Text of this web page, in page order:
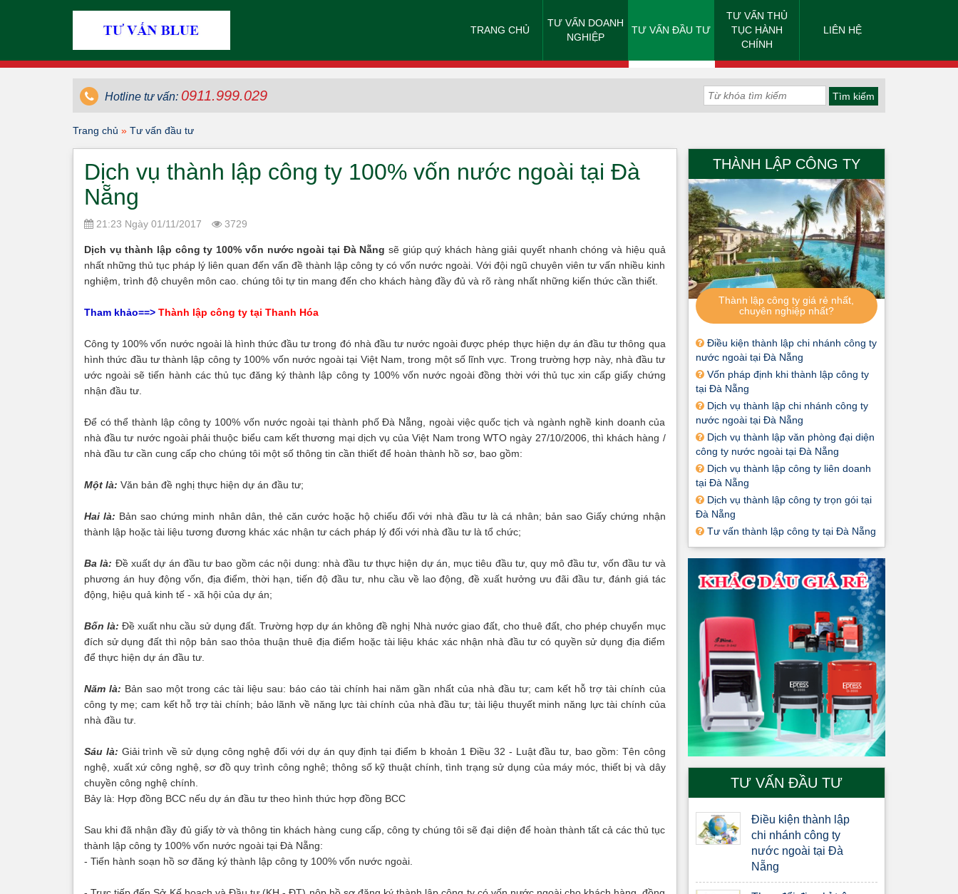
TRANG CHỦ
TƯ VẤN DOANH
NGHIỆP
TƯ VẤN ĐẦU TƯ
TƯ VẤN THỦ
TỤC HÀNH
CHÍNH
LIÊN HỆ
Hotline tư vấn: 0911.999.029
Trang chủ » Tư vấn đầu tư
Dịch vụ thành lập công ty 100% vốn nước ngoài tại Đà
Nẵng
21:23 Ngày 01/11/2017 3729
Dịch vụ thành lập công ty 100% vốn nước ngoài tại Đà Nẵng sẽ giúp quý khách hàng giải quyết nhanh chóng và hiệu quả
nhất những thủ tục pháp lý liên quan đến vấn đề thành lập công ty có vốn nước ngoài. Với đội ngũ chuyên viên tư vấn nhiều kinh
nghiệm, trình độ chuyên môn cao. chúng tôi tự tin mang đến cho khách hàng đầy đủ và rõ ràng nhất những kiến thức cần thiết.
Tham khảo==> Thành lập công ty tại Thanh Hóa
Công ty 100% vốn nước ngoài là hình thức đầu tư trong đó nhà đầu tư nước ngoài được phép thực hiện dự án đầu tư thông qua
hình thức đầu tư thành lập công ty 100% vốn nước ngoài tại Việt Nam, trong một số lĩnh vực. Trong trường hợp này, nhà đầu tư
ước ngoài sẽ tiến hành các thủ tục đăng ký thành lập công ty 100% vốn nước ngoài đồng thời với thủ tục xin cấp giấy chứng
nhận đầu tư.
Để có thể thành lập công ty 100% vốn nước ngoài tại thành phố Đà Nẵng, ngoài việc quốc tịch và ngành nghề kinh doanh của
nhà đầu tư nước ngoài phải thuộc biểu cam kết thương mại dịch vụ của Việt Nam trong WTO ngày 27/10/2006, thì khách hàng /
nhà đầu tư cần cung cấp cho chúng tôi một số thông tin cần thiết để hoàn thành hồ sơ, bao gồm:
Một là: Văn bản đề nghị thực hiện dự án đầu tư;
Hai là: Bản sao chứng minh nhân dân, thẻ căn cước hoặc hộ chiếu đối với nhà đầu tư là cá nhân; bản sao Giấy chứng nhận
thành lập hoặc tài liệu tương đương khác xác nhận tư cách pháp lý đối với nhà đầu tư là tổ chức;
Ba là: Đề xuất dự án đầu tư bao gồm các nội dung: nhà đầu tư thực hiện dự án, mục tiêu đầu tư, quy mô đầu tư, vốn đầu tư và
phương án huy động vốn, địa điểm, thời hạn, tiến độ đầu tư, nhu cầu về lao động, đề xuất hưởng ưu đãi đầu tư, đánh giá tác
động, hiệu quả kinh tế - xã hội của dự án;
Bốn là: Đề xuất nhu cầu sử dụng đất. Trường hợp dự án không đề nghị Nhà nước giao đất, cho thuê đất, cho phép chuyển mục
đích sử dụng đất thì nộp bản sao thỏa thuận thuê địa điểm hoặc tài liệu khác xác nhận nhà đầu tư có quyền sử dụng địa điểm
để thực hiện dự án đầu tư.
Năm là: Bản sao một trong các tài liệu sau: báo cáo tài chính hai năm gần nhất của nhà đầu tư; cam kết hỗ trợ tài chính của
công ty mẹ; cam kết hỗ trợ tài chính; bảo lãnh về năng lực tài chính của nhà đầu tư; tài liệu thuyết minh năng lực tài chính của
nhà đầu tư.
Sáu là: Giải trình về sử dụng công nghệ đối với dự án quy định tại điểm b khoản 1 Điều 32 - Luật đầu tư, bao gồm: Tên công
nghệ, xuất xứ công nghệ, sơ đồ quy trình công nghê; thông số kỹ thuật chính, tình trạng sử dụng của máy móc, thiết bị và dây
chuyền công nghệ chính.
Bảy là: Hợp đồng BCC nếu dự án đầu tư theo hình thức hợp đồng BCC
Sau khi đã nhận đầy đủ giấy tờ và thông tin khách hàng cung cấp, công ty chúng tôi sẽ đại diện để hoàn thành tất cả các thủ tục
thành lập công ty 100% vốn nước ngoài tại Đà Nẵng:
- Tiến hành soạn hồ sơ đăng ký thành lập công ty 100% vốn nước ngoài.
THÀNH LẬP CÔNG TY
Thành lập công ty giá rẻ nhất,
chuyên nghiệp nhất?
Điều kiện thành lập chi nhánh công ty
nước ngoài tại Đà Nẵng
Vốn pháp định khi thành lập công ty
tại Đà Nẵng
Dịch vụ thành lập chi nhánh công ty
nước ngoài tại Đà Nẵng
Dịch vụ thành lập văn phòng đại diện
công ty nước ngoài tại Đà Nẵng
Dịch vụ thành lập công ty liên doanh
tại Đà Nẵng
Dịch vụ thành lập công ty trọn gói tại
Đà Nẵng
Tư vấn thành lập công ty tại Đà Nẵng
TƯ VẤN ĐẦU TƯ
Điều kiện thành lập
chi nhánh công ty
nước ngoài tại Đà
Nẵng